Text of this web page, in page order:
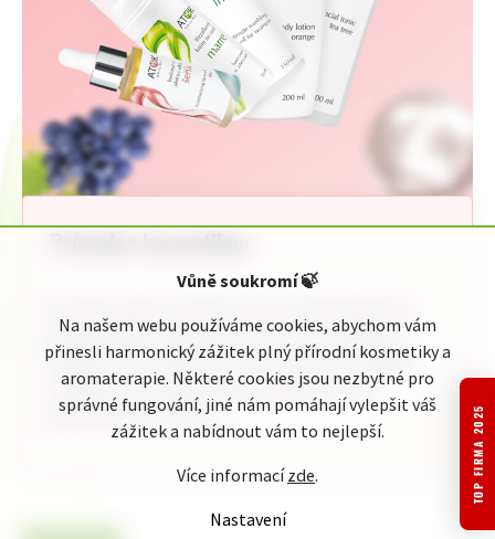
Vůně soukromí🍃
Na našem webu používáme cookies, abychom vám
přinesli harmonický zážitek plný přírodní kosmetiky a
aromaterapie. Některé cookies jsou nezbytné pro
správné fungování, jiné nám pomáhají vylepšit váš
zážitek a nabídnout vám to nejlepší.
Více informacízde.
Nastavení
jednoduchého průvodce kosmetickou nabídkou
Original ATOK. Naleznete zde celou naši nabídku
rozdělenou do přehledných kategorií podle
jednotlivého zaměření:
TOP FIRMA 2025